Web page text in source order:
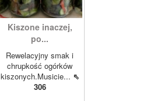
Kiszone inaczej,
po...
Rewelacyjny smak i
chrupkość ogórków
kiszonych.Musicie... ⇖
306